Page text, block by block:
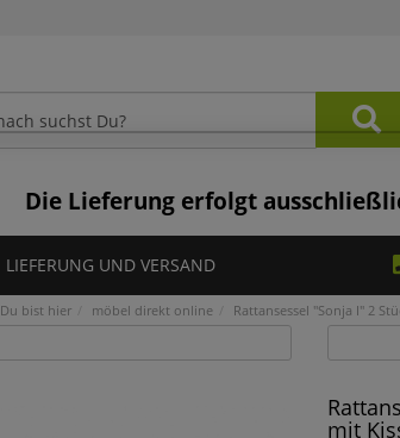
Die Lieferung erfolgt
LIEFERUNG UND VERSAND
Du bist hier möbel direkt online Rattansessel "Sonja I" 2
mit